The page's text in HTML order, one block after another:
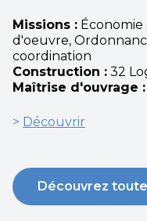
Missions :
d'oeuvre,
coordination
Construction : 32
Maîtrise d'ouvrage :
> Découvrir
Découvrez